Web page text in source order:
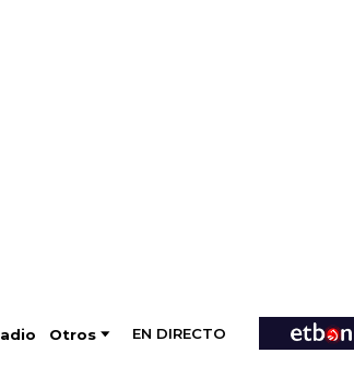
Otros EN DIRECTO